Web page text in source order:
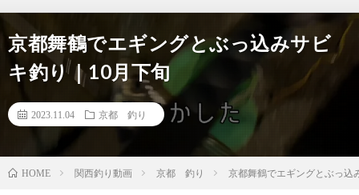
京都舞鶴でエギングとぶっ込みサビ
キ釣り｜10月下旬
2023.11.04 京都 釣り
HOME 関西釣り動画 京都 釣り 京都舞鶴でエギングとぶっ込